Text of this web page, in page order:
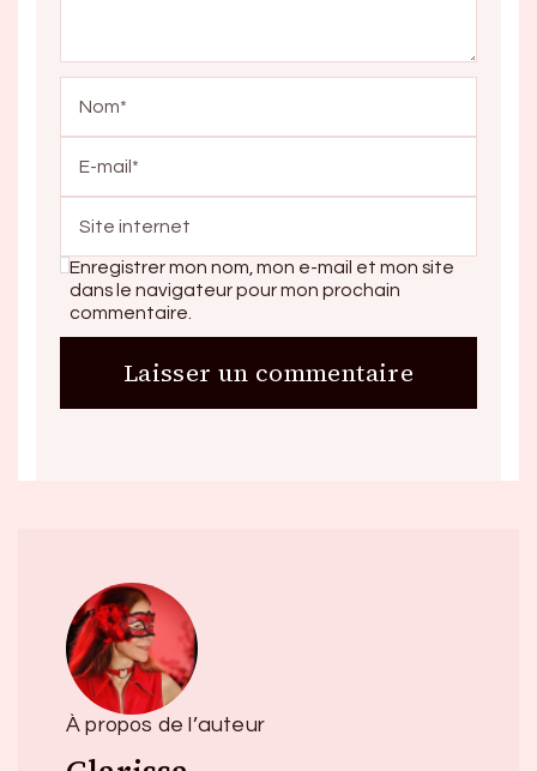
Enregistrer mon nom, mon e-mail et mon site
dans le navigateur pour mon prochain
commentaire.
À propos de l’auteur